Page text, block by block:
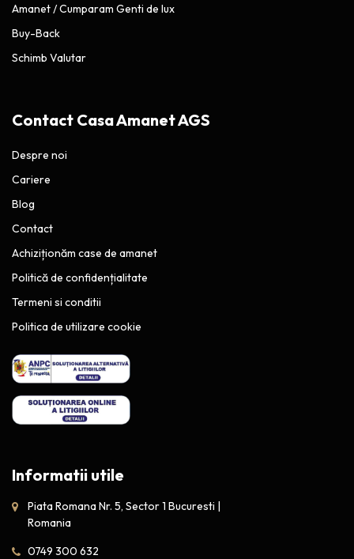
Amanet / Cumparam Genti de lux
Buy-Back
Schimb Valutar
Contact Casa Amanet AGS
Despre noi
Cariere
Blog
Contact
Achiziționăm case de amanet
Politică de confidențialitate
Termeni si conditii
Politica de utilizare cookie
Informatii utile
Piata Romana Nr. 5, Sector 1 Bucuresti |
Romania
0749 300 632